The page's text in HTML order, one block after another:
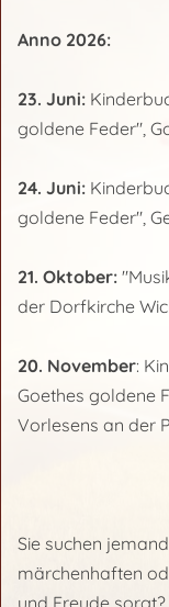
Anno 2026:
23. Juni:
goldene Feder",
24. Juni:
goldene Feder",
21. Oktober:
der Dorfkirche
20. November:
Goethes goldene
Vorlesens an der
Sie suchen
märchenhaften